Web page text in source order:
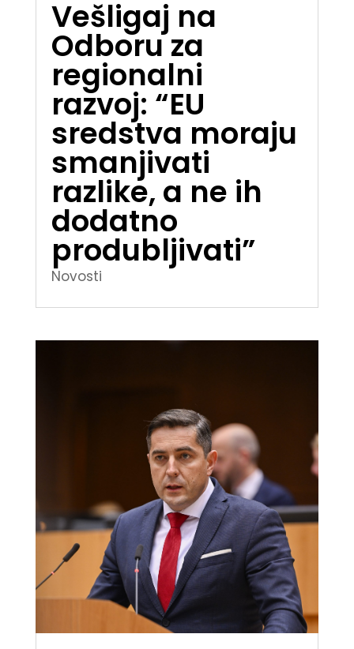
Vešligaj na
Odboru za
regionalni
razvoj: “EU
sredstva moraju
smanjivati
razlike, a ne ih
dodatno
produbljivati”
Novosti